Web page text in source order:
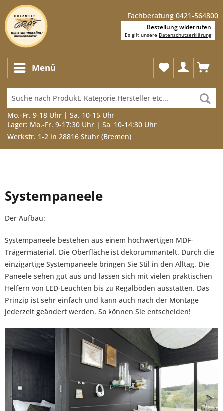
Fachberatung 0421-564800
Menü
Mo.-Fr. 9-18 Uhr | Sa. 10-15 Uhr
Lager: Mo.-Fr. 9-17:30 Uhr | Sa. 10-14:30 Uhr
Werkstr. 1-2 in 28816 Stuhr (Bremen)
Systempaneele
Der Aufbau:
Systempaneele bestehen aus einem hochwertigen MDF-
Trägermaterial. Die Oberfläche ist dekorummantelt. Durch die
einzigartige Systempaneele bringen Sie Stil in den Alltag. Die
Paneele sehen gut aus und lassen sich mit vielen praktischen
Helfern von LED-Leuchten bis zu Regalböden ausstatten. Das
Prinzip ist sehr einfach und kann auch nach der Montage
jederzeit geändert werden. So können Sie entscheiden!
Bestellung widerrufen
Es gilt unsere Datenschutzerklärung